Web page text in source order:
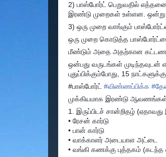
2) பாஸ்போர்ட் பெறுவதில்
இரண்டு முறைகள் உள்ளன. ஒன்று
3) ஒரு முறை வாங்கும்
ஒரு முறை கொடுத்த
மீண்டும் அதை அதற்கான
ஒன்பது வருடங்கள் முடிந்தவுடன்
புதுப்பிக்கும்போது, 15
#பாஸ்போர்ட் #விண்ணப்பிக்க #
முக்கியமாக இரண்டு
1. இருப்பிடச் சான்றிதழ்
• ரேசன் கார்டு
• பான் கார்டு
• வாக்காளர் அடையாள அட்டை
• வங்கி கணக்கு புத்தகம் (கடந்த